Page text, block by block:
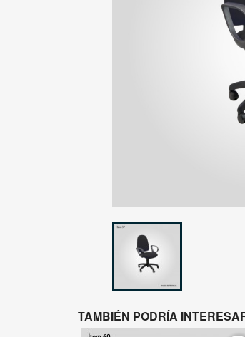
TAMBIÉN PODRÍA